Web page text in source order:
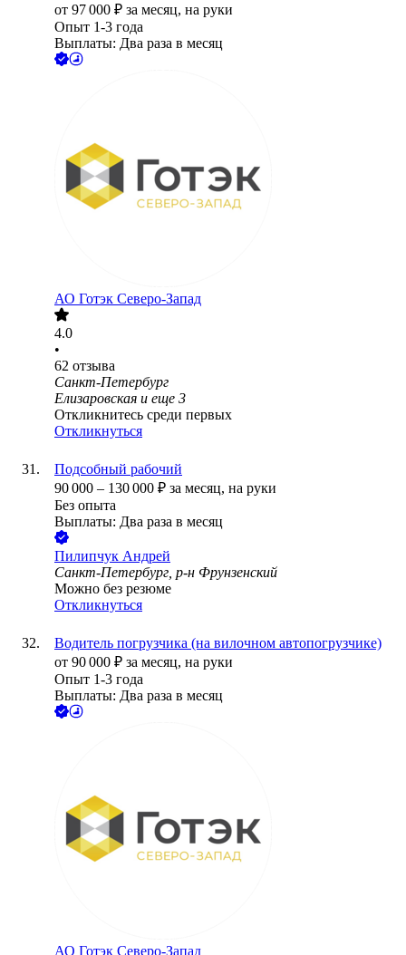
от 97 000 ₽ за месяц, на руки
Опыт 1-3 года
Выплаты: Два раза в месяц
АО Готэк Северо-Запад
4.0
•
62 отзыва
Санкт-Петербург
Елизаровская и еще 3
Откликнитесь среди первых
Откликнуться
Подсобный рабочий
90 000 – 130 000 ₽ за месяц, на руки
Без опыта
Выплаты: Два раза в месяц
Пилипчук Андрей
Санкт-Петербург, р-н Фрунзенский
Можно без резюме
Откликнуться
Водитель погрузчика (на вилочном автопогрузчике)
от 90 000 ₽ за месяц, на руки
Опыт 1-3 года
Выплаты: Два раза в месяц
АО Готэк Северо-Запад